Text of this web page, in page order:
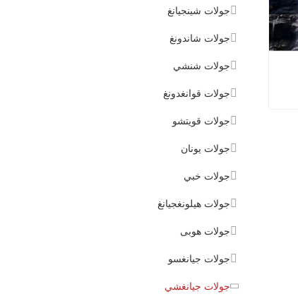
جولات شينجيانغ
جولات شاندونغ
جولات شنشي
جولات قوانغدونغ
جولات قويتشو
جولات يونان
جولات خبي
جولات هيلونغجيانغ
جولات هوبى
جولات جيانغسو
جولات جيانغشي